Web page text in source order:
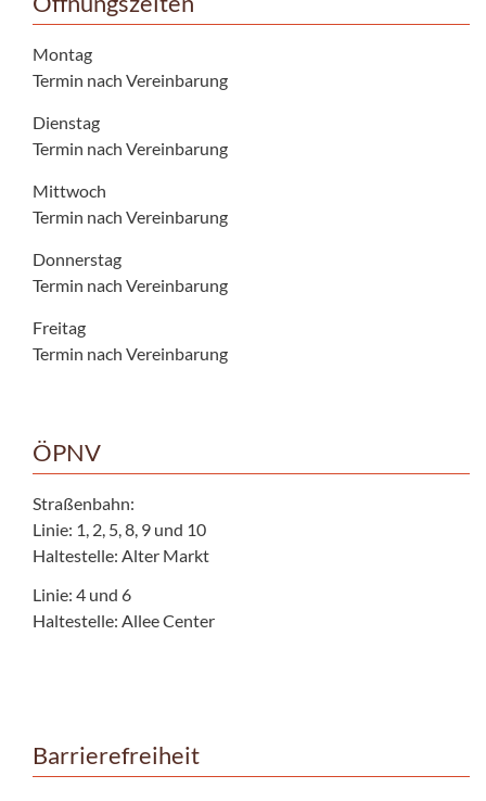
Montag
Termin nach Vereinbarung
Dienstag
Termin nach Vereinbarung
Mittwoch
Termin nach Vereinbarung
Donnerstag
Termin nach Vereinbarung
Freitag
Termin nach Vereinbarung
ÖPNV
Straßenbahn:
Linie: 1, 2, 5, 8, 9 und 10
Haltestelle: Alter Markt
Linie: 4 und 6
Haltestelle: Allee Center
Barrierefreiheit